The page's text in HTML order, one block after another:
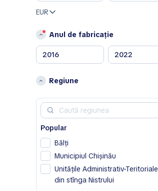
Volkswagen
Volvo
A
Acura
Aston Martin
Avatr
BAIC
Bentley
Bestune
EUR
Anul de fabricație
Regiune
Popular
Bălţi
Municipiul Chișinău
Unitățile Administrativ-Teritoriale
din stînga Nistrului